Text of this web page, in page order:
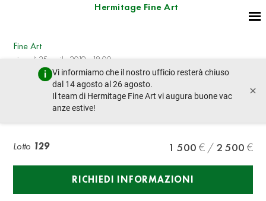
Hermitage Fine Art
Vi informiamo che il nostro ufficio resterà chiuso
dal 14 agosto al 26 agosto.
Il team di Hermitage Fine Art vi augura buone vac
anze estive!
×
Fine Art
giovedì 25 aprile 2019 - 18:00
lotto precedente lotto prossimo
Felix VARLA (1903-1986) Fitting
Lotto 129 1 500 2 500
RICHIEDI INFORMAZIONI